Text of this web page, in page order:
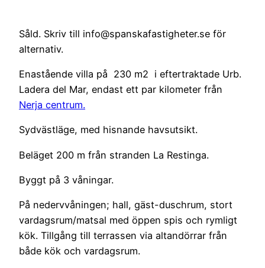
Såld. Skriv till info@spanskafastigheter.se för
alternativ.
Enastående villa på 230 m2 i eftertraktade Urb.
Ladera del Mar, endast ett par kilometer från
Nerja centrum.
Sydvästläge, med hisnande havsutsikt.
Beläget 200 m från stranden La Restinga.
Byggt på 3 våningar.
På nedervvåningen; hall, gäst-duschrum, stort
vardagsrum/matsal med öppen spis och rymligt
kök. Tillgång till terrassen via altandörrar från
både kök och vardagsrum.